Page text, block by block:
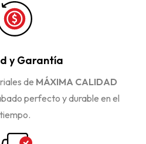
y Garantía
de MÁXIMA CALIDAD
perfecto y durable en el
tiempo.